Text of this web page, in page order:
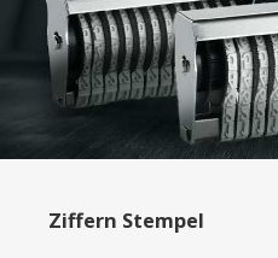
Ziffern Stempel